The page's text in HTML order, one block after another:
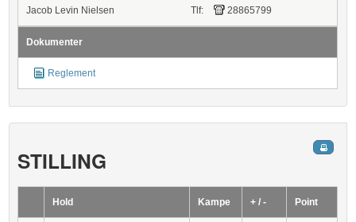
Jacob Levin Nielsen Tlf: 28865799
Dokumenter
Reglement
STILLING
Hold Kampe + / - Point